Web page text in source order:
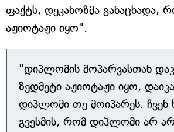
ფაქტს, დეკანოზმა განაცხადა,
აჟიოტაჟი იყო".
"დიპლომის მოპარვასთან
ზედმეტი აჟიოტაჟი იყო,
დიპლომი თუ მოიპარეს. ჩვენ
გვესმის, რომ დიპლომი არ